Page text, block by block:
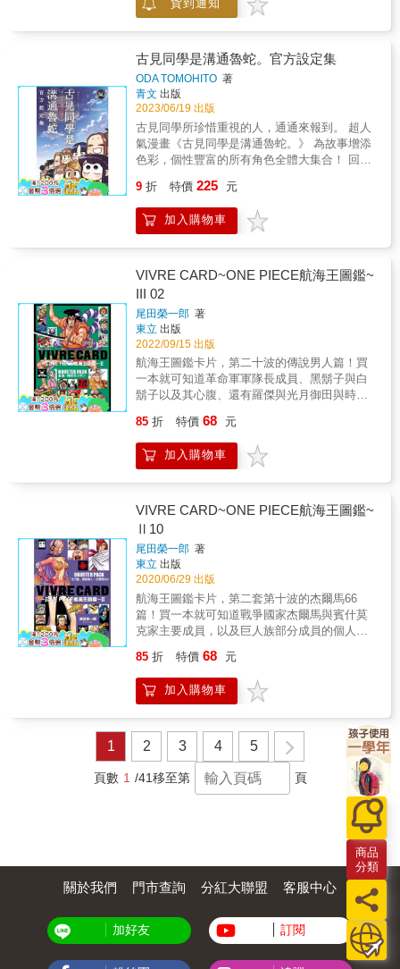
案」為製作「楓之谷」、「跑跑卡丁車」等臺
文版。形形色色的可愛人物、有趣的角色性
格、深刻感人的劇情、時而令人感到驚豔，時
而令人哭笑不得的有趣伏筆等鮮明的特色，在
近兩年旋風式席捲各大宅宅社群及同人場，可
說是目前最火熱的美少女手機遊戲。 本書除了
收錄日服營運開始至一週年（2021/2/4～
2022/2/3）期間公開的角色設定資料、角色羈
絆劇情CG，更特別為大家收集了角色初期設定
的手稿、美術總監編劇總監特別訪談等珍貴內
一起加入「蔚藍檔案」的世界，與學生們一同
享受青春吧！
貨到通知
古見同學是溝通魯蛇。官方設定集
ODA TOMOHITO 著
青文 出版
2023/06/19 出版
古見同學所珍惜重視的人，通通來報到。 超人
氣漫畫《古見同學是溝通魯蛇。》 為故事增添
色彩，個性豐富的所有角色全體大集合！ 回憶
收錄超美麗的彩色插畫加上 作者ODA
TOMOHITO老師「QA」＆「專訪」也超必
看！ & 本書特色&& & 1.社交恐懼症、對人恐
園爆笑日常喜劇！ 2.與人「溝通交流」有時會
感到心中很糾結&hellip;&hellip;本書獻給這樣的
的新朋友！ 4.真人日劇、TV動畫日本好評上
映！ 5.和大家一同哭泣、一同歡笑。社恐症美
少女校園生活的2年間，全體朋友大集合！！！
&
9 折 特價 225 元
加入購物車
VIVRE CARD~ONE PIECE航海王圖鑑~
III 02
尾田榮一郎 著
東立 出版
2022/09/15 出版
航海王圖鑑卡片，第二十波的傳說男人篇！買
一本就可知道革命軍軍隊長成員、黑鬍子與白
鬍子以及其心腹、還有羅傑與光月御田與時這
定、過去經歷以及作者的設定稿等等，是身為
航海王的粉絲絕對不能錯過的精美產品！
85 折 特價 68 元
加入購物車
VIVRE CARD~ONE PIECE航海王圖鑑~
Ⅱ10
尾田榮一郎 著
東立 出版
2020/06/29 出版
航海王圖鑑卡片，第二套第十波的杰爾馬66
篇！買一本就可知道戰爭國家杰爾馬與賓什莫
克家主要成員，以及巨人族部分成員的個人基
及作者的設定稿等等，是身為航海王的粉絲絕
對不能錯過的精美產品！
85 折 特價 68 元
加入購物車
1 2 3 4 5
頁數 1 /41移至第 頁
商品
分類
關於我們 門市查詢 分紅大聯盟 客服中心
加好友 訂閱